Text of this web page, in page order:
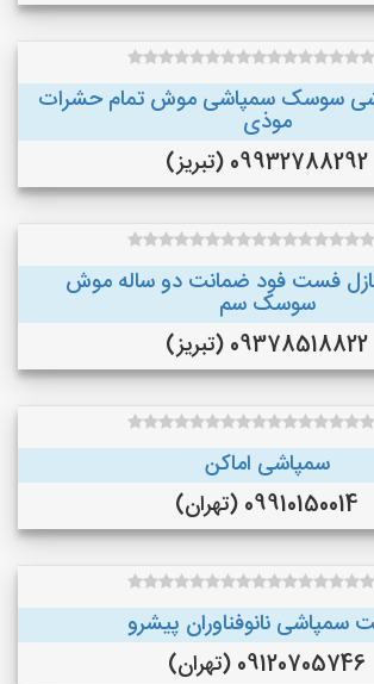
سوسک سمپاشی موش تمام حشرات
موذی
09932788292 (تبریز)
فست فود ضمانت دو ساله موش
سوسک سم
09378518822 (تبریز)
سمپاشی اماکن
09910150014 (تهران)
سمپاشی نانوفناوران پیشرو
09120705746 (تهران)